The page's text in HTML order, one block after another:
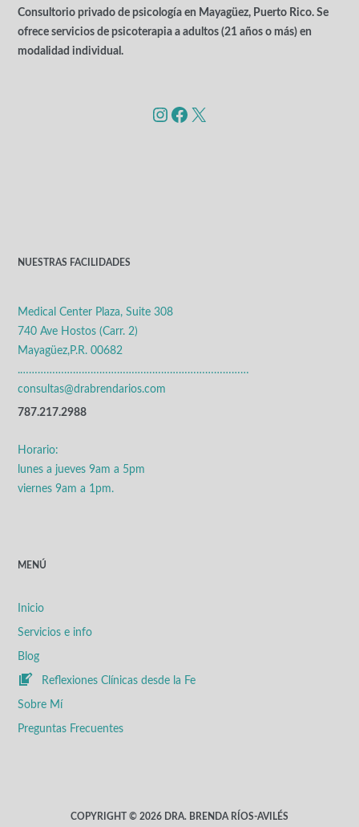
Consultorio privado de psicología en Mayagüez, Puerto Rico. Se
ofrece servicios de psicoterapia a adultos (21 años o más) en
modalidad individual.
Instagram
Facebook
X
NUESTRAS FACILIDADES
Medical Center Plaza, Suite 308
740 Ave Hostos (Carr. 2)
Mayagüez,P.R. 00682
.……………………………………………………………………
consultas@drabrendarios.com
787.217.2988
Horario:
lunes a jueves 9am a 5pm
viernes 9am a 1pm.
MENÚ
Inicio
Servicios e info
Blog
Reflexiones Clínicas desde la Fe
Sobre Mí
Preguntas Frecuentes
COPYRIGHT © 2026 DRA. BRENDA RÍOS-AVILÉS